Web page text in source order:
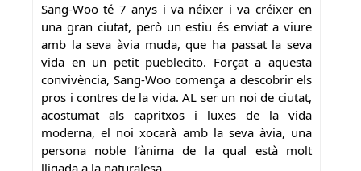
Sang-Woo té 7 anys i va néixer i va créixer en
una gran ciutat, però un estiu és enviat a viure
amb la seva àvia muda, que ha passat la seva
vida en un petit pueblecito. Forçat a aquesta
convivència, Sang-Woo comença a descobrir els
pros i contres de la vida. AL ser un noi de ciutat,
acostumat als capritxos i luxes de la vida
moderna, el noi xocarà amb la seva àvia, una
persona noble l’ànima de la qual està molt